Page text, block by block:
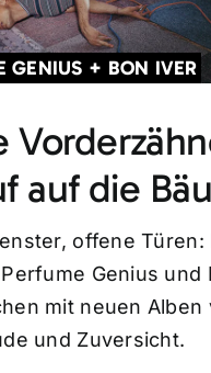
GENIUS + BON IVER
auf die
offene Türen:
Genius und
mit neuen Alben
und Zuversicht.